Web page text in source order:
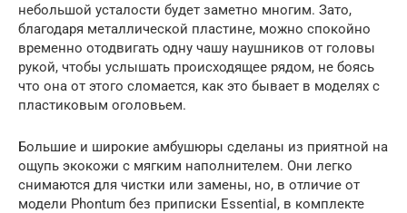
небольшой усталости будет заметно многим. Зато,
благодаря металлической пластине, можно спокойно
временно отодвигать одну чашу наушников от головы
рукой, чтобы услышать происходящее рядом, не боясь
что она от этого сломается, как это бывает в моделях с
пластиковым оголовьем.
Большие и широкие амбушюры сделаны из приятной на
ощупь экокожи с мягким наполнителем. Они легко
снимаются для чистки или замены, но, в отличие от
модели Phontum без приписки Essential, в комплекте